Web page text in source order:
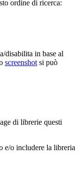
ordine di ricerca:
disabilita in base al
screenshot si può
di librerie questi
e/o includere la libreria